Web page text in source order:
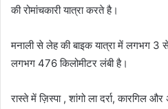
की रोमांचकारी यात्रा करते है।
मनाली से लेह की बाइक यात्रा में लगभग 3
लगभग 476 किलोमीटर लंबी है।
रास्ते में ज़िस्पा , शांगो ला दर्रा, कारगिल